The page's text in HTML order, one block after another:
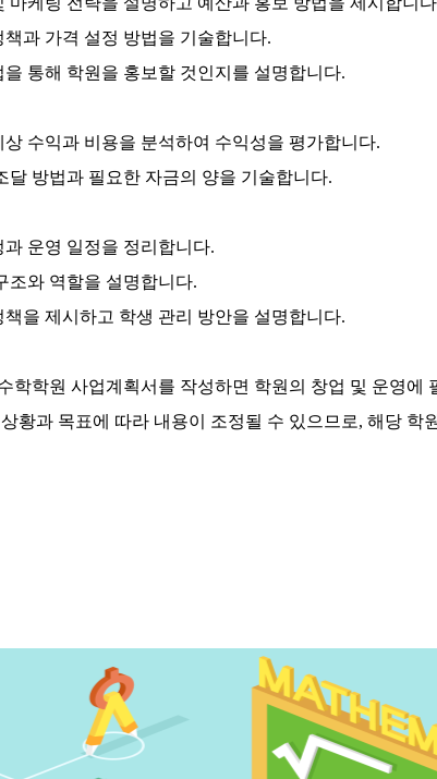
과 가격 설정 방법을 기술합니다.
통해 학원을 홍보할 것인지를 설명합니다.
수익과 비용을 분석하여 수익성을 평가합니다.
달 방법과 필요한 자금의 양을 기술합니다.
운영 일정을 정리합니다.
조와 역할을 설명합니다.
을 제시하고 학생 관리 방안을 설명합니다.
학학원 사업계획서를 작성하면 학원의 창업 및 운영에
황과 목표에 따라 내용이 조정될 수 있으므로, 해당 학